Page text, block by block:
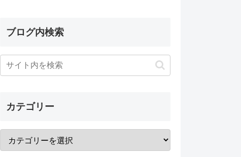
ブログ内検索
カテゴリー